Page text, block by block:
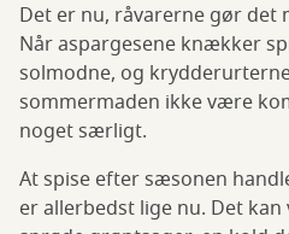
Det er nu, råvarerne gør det
Når aspargesene knækker
solmodne, og
sommermaden ikke være
noget særligt.
At spise efter sæsonen
er allerbedst lige nu. Det